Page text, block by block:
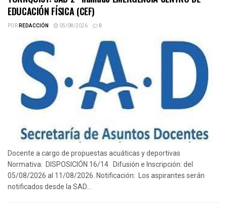
EDUCACIÓN FÍSICA (CEF)
PORREDACCIÓN 05/08/2026 0
Docente a cargo de propuestas acuáticas y deportivas
Normativa: DISPOSICIÓN 16/14 Difusión e Inscripción: del
05/08/2026 al 11/08/2026. Notificación: Los aspirantes serán
notificados desde la SAD...